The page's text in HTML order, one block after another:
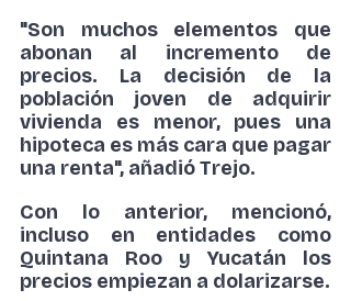
"Son muchos elementos que
abonan al incremento de
precios. La decisión de la
población joven de adquirir
vivienda es menor, pues una
hipoteca es más cara que pagar
una renta", añadió Trejo.
Con lo anterior, mencionó,
incluso en entidades como
Quintana Roo y Yucatán los
precios empiezan a dolarizarse.